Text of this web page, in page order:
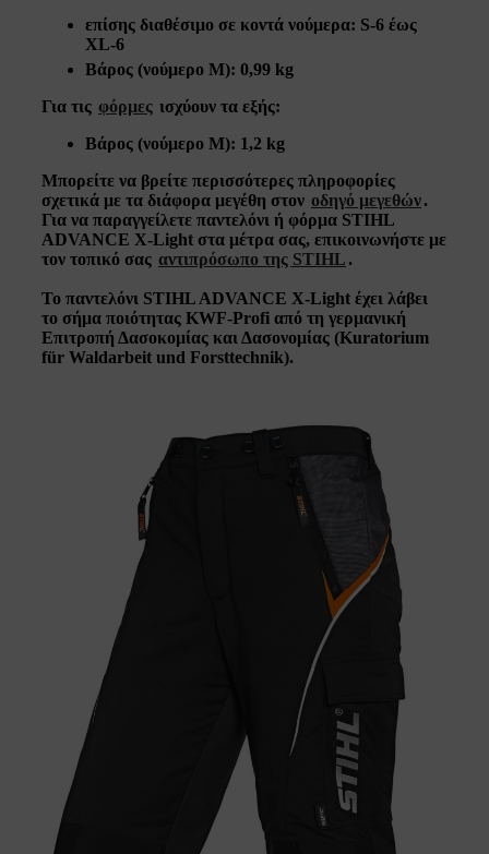
επίσης διαθέσιμο σε κοντά νούμερα: S-6 έως
XL-6
Βάρος (νούμερο Μ): 0,99 kg
Για τις φόρμες ισχύουν τα εξής:
Βάρος (νούμερο Μ): 1,2 kg
Μπορείτε να βρείτε περισσότερες πληροφορίες
σχετικά με τα διάφορα μεγέθη στον οδηγό μεγεθών.
Για να παραγγείλετε παντελόνι ή φόρμα STIHL
ADVANCE X-Light στα μέτρα σας, επικοινωνήστε με
τον τοπικό σας αντιπρόσωπο της STIHL .
Το παντελόνι STIHL ADVANCE X-Light έχει λάβει
το σήμα ποιότητας KWF-Profi από τη γερμανική
Επιτροπή Δασοκομίας και Δασονομίας (Kuratorium
für Waldarbeit und Forsttechnik).